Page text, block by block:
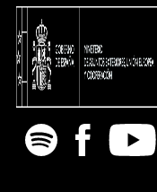
Spotify Facebook
Youtube